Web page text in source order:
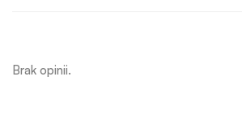
Brak opinii.